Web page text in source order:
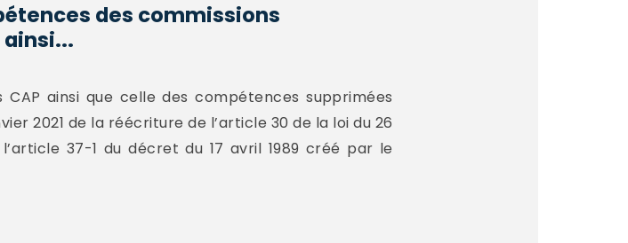
des commissions
ainsi que celle des compétences supprimées
2021 de la réécriture de l’article 30 de la loi du 26
37-1 du décret du 17 avril 1989 créé par le